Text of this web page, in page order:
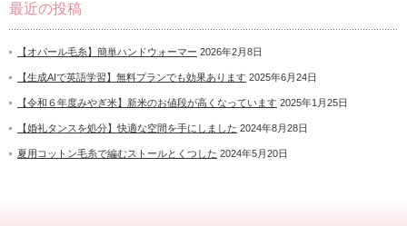
最近の投稿
【オパール毛糸】簡単ハンドウォーマー 2026年2月8日
【生成AIで英語学習】無料プランでも効果あります 2025年6月24日
【令和６年度みやぎ米】新米のお値段が高くなっています 2025年1月25日
【婚礼タンスを処分】快適な空間を手にしました 2024年8月28日
夏用コットン毛糸で編むストールとくつした 2024年5月20日